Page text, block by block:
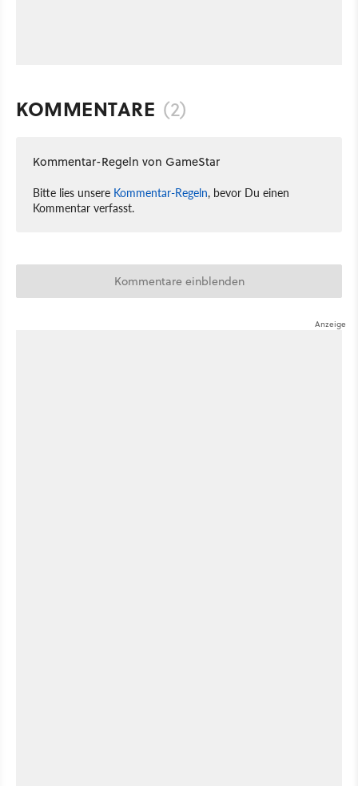
KOMMENTARE (2)
Kommentar-Regeln von GameStar
Bitte lies unsere Kommentar-Regeln, bevor Du einen
Kommentar verfasst.
Kommentare einblenden